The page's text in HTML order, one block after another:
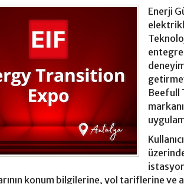
Enerji
entegre
Beefull
konum bilgilerine, yol tariflerine ve